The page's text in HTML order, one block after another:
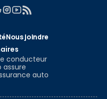
Nous joindre
conducteur
assure
auto